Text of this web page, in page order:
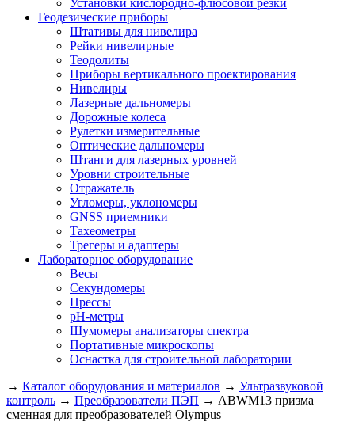
Установки кислородно-флюсовой резки
Геодезические приборы
Штативы для нивелира
Рейки нивелирные
Теодолиты
Приборы вертикального проектирования
Нивелиры
Лазерные дальномеры
Дорожные колеса
Рулетки измерительные
Оптические дальномеры
Штанги для лазерных уровней
Уровни строительные
Отражатель
Угломеры, уклономеры
GNSS приемники
Тахеометры
Трегеры и адаптеры
Лабораторное оборудование
Весы
Секундомеры
Прессы
pH-метры
Шумомеры анализаторы спектра
Портативные микроскопы
Оснастка для строительной лаборатории
→ Каталог оборудования и материалов → Ультразвуковой
контроль → Преобразователи ПЭП → ABWM13 призма
сменная для преобразователей Olympus